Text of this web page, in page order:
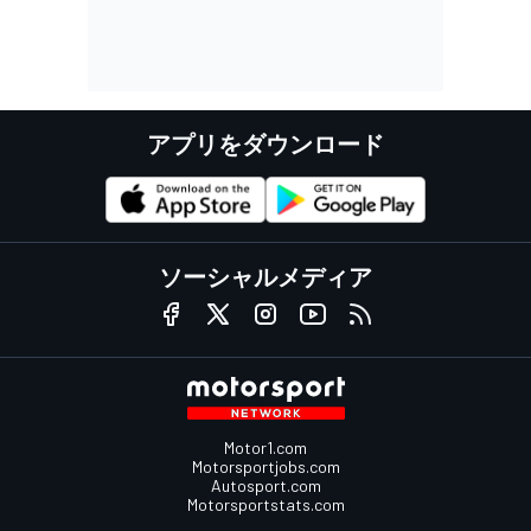
アプリをダウンロード
ソーシャルメディア
Motor1.com
Motorsportjobs.com
Autosport.com
Motorsportstats.com